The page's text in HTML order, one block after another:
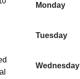
Monday
Tuesday
Wednesday